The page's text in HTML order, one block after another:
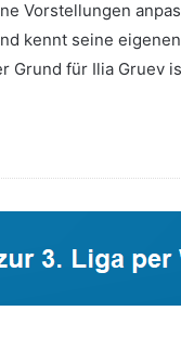
Vorstellungen
kennt seine
Grund für Ilia Gruev